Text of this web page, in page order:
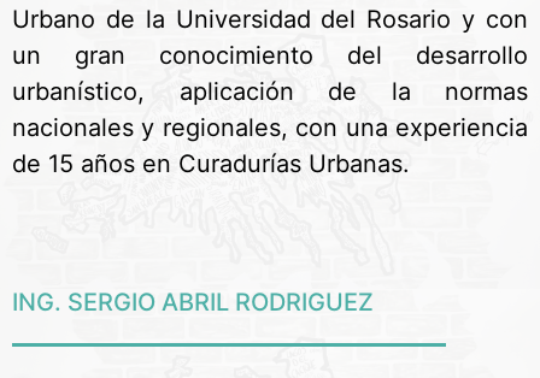
Urbano de la Universidad del Rosario y con
un gran conocimiento del desarrollo
urbanístico, aplicación de la normas
nacionales y regionales, con una experiencia
de 15 años en Curadurías Urbanas.
ING. SERGIO ABRIL RODRIGUEZ